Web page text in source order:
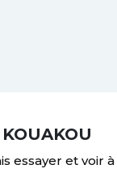
essayer et voir